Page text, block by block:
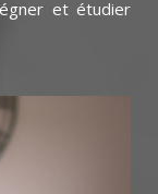
et étudier
mais aussi
le secteur de
Pierrick
en lien
de définir et